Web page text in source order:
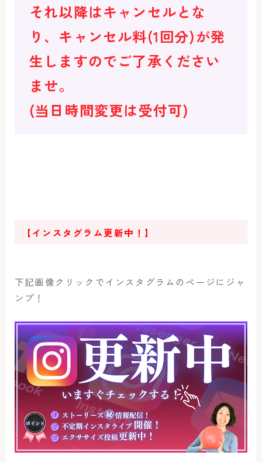
それ以降はキャンセルとな
り、キャンセル料(1回分)が発
生しますのでご了承ください
ませ。
(当日時間変更は受付可)
【インスタグラム更新中！】
下記画像クリックでインスタグラムのページにジャ
ンプ！